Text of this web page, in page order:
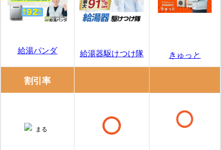
給湯パンダ 給湯器駆けつけ隊 きゅっと
割引率